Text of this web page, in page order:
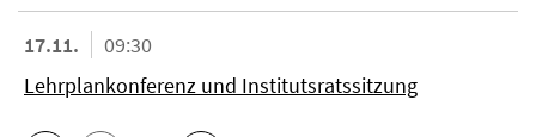
17.11.
09:30
Lehrplankonferenz und Institutsratssitzung